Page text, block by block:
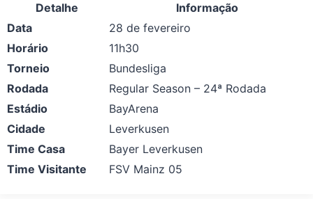
Detalhe
Informação
Data
28 de fevereiro
Horário
11h30
Torneio
Bundesliga
Rodada
Regular Season – 24ª Rodada
Estádio
BayArena
Cidade
Leverkusen
Time Casa
Bayer Leverkusen
Time Visitante
FSV Mainz 05